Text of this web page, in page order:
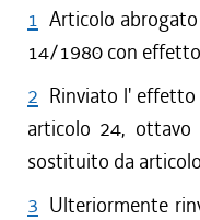
1 Articolo
14/1980 con
2 Rinviato l'
articolo 24, ottavo
sostituito da
3 Ulteriormente